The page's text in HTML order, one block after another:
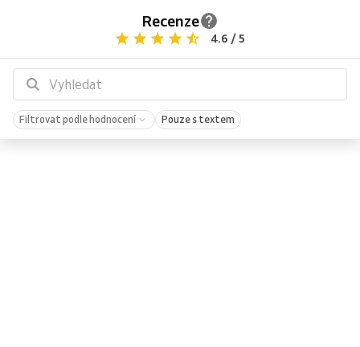
Recenze
4.6 / 5
Filtrovat podle hodnocení Pouze s textem